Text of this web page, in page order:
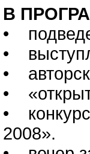
В
•
•
•
•
•
2008».